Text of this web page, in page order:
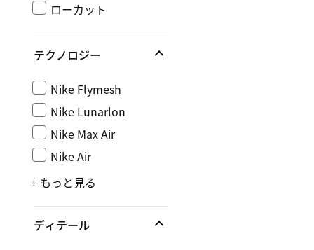
ローカット
テクノロジー
Nike Flymesh
Nike Lunarlon
Nike Max Air
Nike Air
+ もっと見る
ディテール